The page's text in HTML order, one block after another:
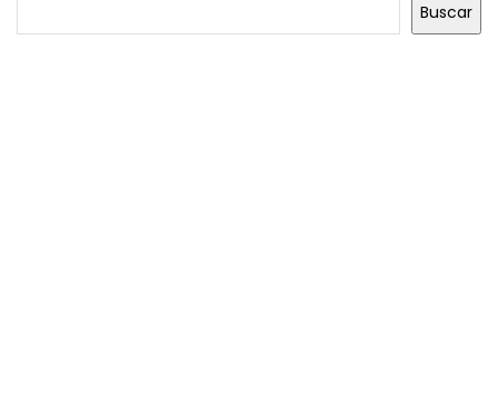
Buscar